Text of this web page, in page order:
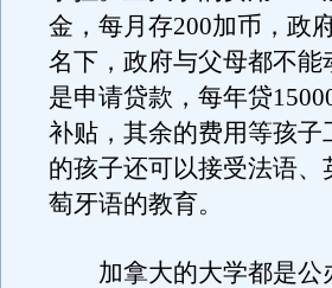
金，每月存200加币，政
名下，政府与父母都不
是申请贷款，每年贷
补贴，其余的费用等孩
的孩子还可以接受法语
萄牙语的教育。
加拿大的大学都是公